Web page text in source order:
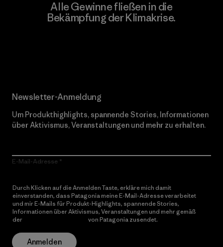
Alle Gewinne fließen in die
Bekämpfung der Klimakrise.
Newsletter-Anmeldung
Um Produkthighlights, spannende Stories, Informationen
über Aktivismus, Veranstaltungen und mehr zu erhalten.
E-Mail-Adresse
Durch Klicken auf die Anmelden Taste, erkläre mich damit
einverstanden, dass Patagonia meine E-Mail-Adresse verarbeitet
und mir E-Mails für Produkt-Highlights, spannende Stories,
Informationen über Aktivismus, Veranstaltungen und mehr gemäß
der
von Patagonia zusendet.
Anmelden